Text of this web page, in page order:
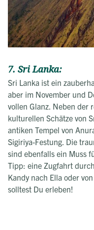
7. Sri Lanka:
Sri Lanka ist ein
aber im November und
vollen Glanz. Neben der
kulturellen Schätze von
antiken Tempel von
Sigiriya-Festung. Die
sind ebenfalls ein Muss
Tipp: eine Zugfahrt
Kandy nach Ella oder
solltest Du erleben!